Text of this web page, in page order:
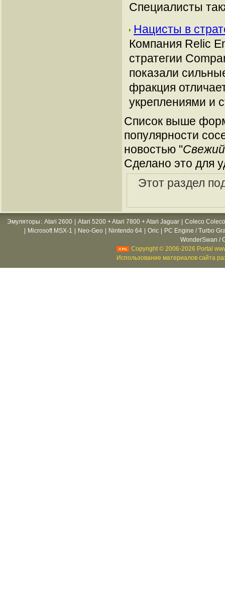
Специалисты
Нацисты в
Компания Relic
стратегии
показали
фракция
укреплениями и
Список выше
популярности
новостью "
Сделано это для
Этот раздел
Эмуляторы : Atari 2600 Atari 5200 + Atari 7800 + Atari Jaguar
Coleco
Microsoft MSX-1 Neo-Geo Nintendo 64 Oric
PC Engine / Turbo
WonderSwan /
Copyright © 2006-2026 Portal
Использование материалов сайта